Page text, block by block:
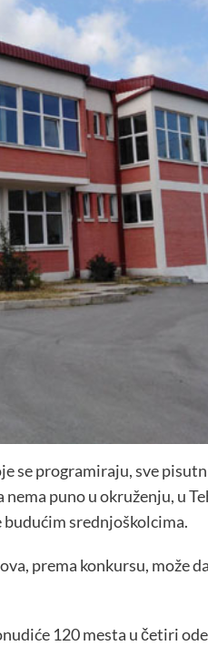
se programiraju, sve
puno u okruženju, u
srednjoškolcima.
prema konkursu, može
120 mesta u četiri